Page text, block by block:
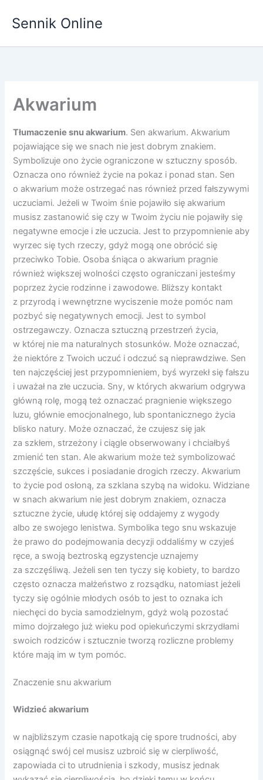
Sennik Online
Akwarium
Tłumaczenie snu akwarium. Sen akwarium. Akwarium
pojawiające się we snach nie jest dobrym znakiem.
Symbolizuje ono życie ograniczone w sztuczny sposób.
Oznacza ono również życie na pokaz i ponad stan. Sen
o akwarium może ostrzegać nas również przed fałszywymi
uczuciami. Jeżeli w Twoim śnie pojawiło się akwarium
musisz zastanowić się czy w Twoim życiu nie pojawiły się
negatywne emocje i złe uczucia. Jest to przypomnienie aby
wyrzec się tych rzeczy, gdyż mogą one obrócić się
przeciwko Tobie. Osoba śniąca o akwarium pragnie
również większej wolności często ograniczani jesteśmy
poprzez życie rodzinne i zawodowe. Bliższy kontakt
z przyrodą i wewnętrzne wyciszenie może pomóc nam
pozbyć się negatywnych emocji. Jest to symbol
ostrzegawczy. Oznacza sztuczną przestrzeń życia,
w której nie ma naturalnych stosunków. Może oznaczać,
że niektóre z Twoich uczuć i odczuć są nieprawdziwe. Sen
ten najczęściej jest przypomnieniem, byś wyrzekł się fałszu
i uważał na złe uczucia. Sny, w których akwarium odgrywa
główną rolę, mogą też oznaczać pragnienie większego
luzu, głównie emocjonalnego, lub spontanicznego życia
blisko natury. Może oznaczać, że czujesz się jak
za szkłem, strzeżony i ciągle obserwowany i chciałbyś
zmienić ten stan. Ale akwarium może też symbolizować
szczęście, sukces i posiadanie drogich rzeczy. Akwarium
to życie pod osłoną, za szklana szybą na widoku. Widziane
w snach akwarium nie jest dobrym znakiem, oznacza
sztuczne życie, ułudę której się oddajemy z wygody
albo ze swojego lenistwa. Symbolika tego snu wskazuje
że prawo do podejmowania decyzji oddaliśmy w czyjeś
ręce, a swoją beztroską egzystencje uznajemy
za szczęśliwą. Jeżeli sen ten tyczy się kobiety, to bardzo
często oznacza małżeństwo z rozsądku, natomiast jeżeli
tyczy się ogólnie młodych osób to jest to oznaka ich
niechęci do bycia samodzielnym, gdyż wolą pozostać
mimo dojrzałego już wieku pod opiekuńczymi skrzydłami
swoich rodziców i sztucznie tworzą rozliczne problemy
które mają im w tym pomóc.
Znaczenie snu akwarium
Widzieć akwarium
w najbliższym czasie napotkają cię spore trudności, aby
osiągnąć swój cel musisz uzbroić się w cierpliwość,
zapowiada ci to utrudnienia i szkody, musisz jednak